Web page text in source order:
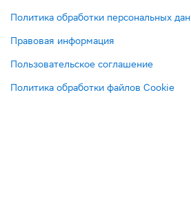
Политика обработки персональных
Правовая информация
Пользовательское соглашение
Политика обработки файлов Cookie